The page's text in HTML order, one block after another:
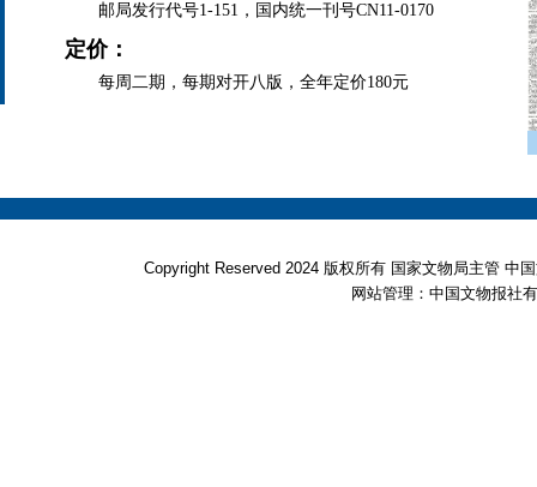
邮局发行代号1-151，国内统一刊号CN11-0170
定价：
每周二期，每期对开八版，全年定价180元
Copyright Reserved 2024 版权所有 国家文物局主管
网站管理：中国文物报社